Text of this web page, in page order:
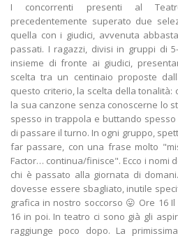
I concorrenti presenti al
precedentemente superato due
quella con i giudici, avvenuta
passati. I ragazzi, divisi in gruppi di
insieme di fronte ai giudici,
scelta tra un centinaio proposte
questo criterio, la scelta della
la sua canzone senza conoscerne lo
spesso in trappola e buttando
di passare il turno. In ogni gruppo,
far passare, con una frase molto
Factor… continua/finisce". Ecco i nomi
chi è passato alla giornata di
dovesse essere sbagliato, inutile
grafica in nostro soccorso 😛 Ore 16
16 in poi. In teatro ci sono già gli
raggiunge poco dopo. La